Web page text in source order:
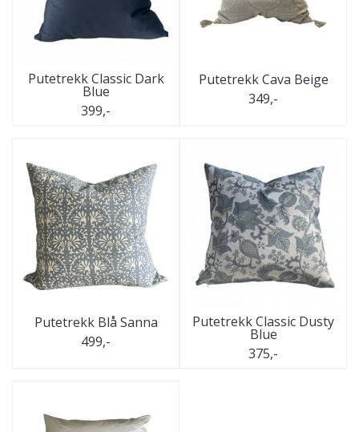
Putetrekk Classic Dark
Blue
399,-
Putetrekk Cava Beige
349,-
Putetrekk Blå Sanna
499,-
Putetrekk Classic Dusty
Blue
375,-